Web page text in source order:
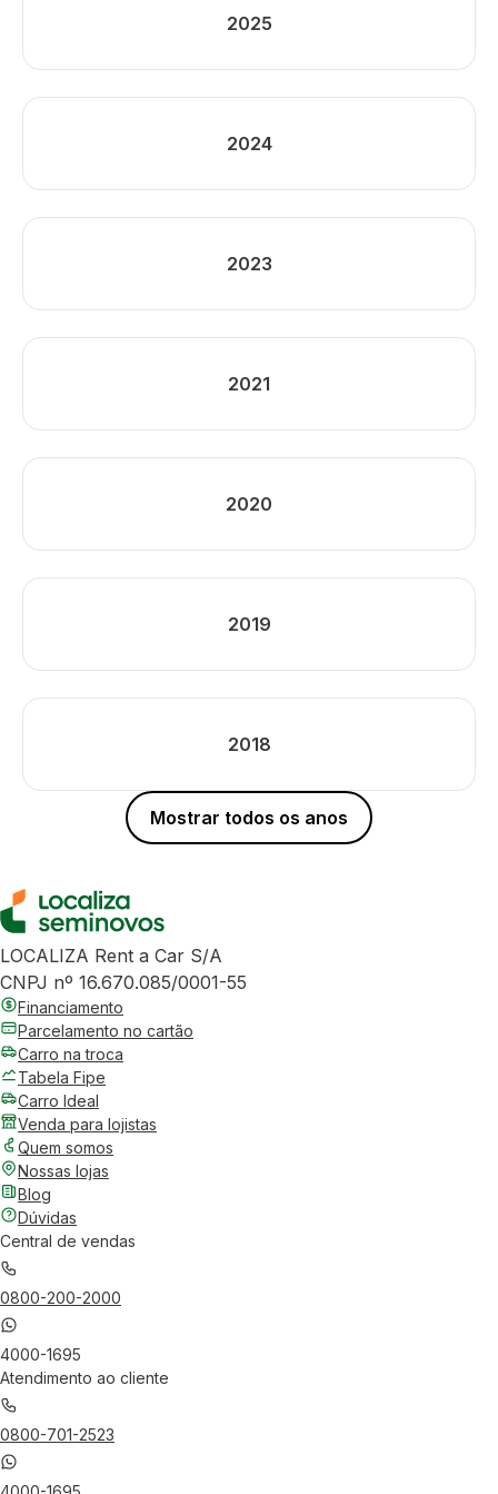
2025
2024
2023
2021
2020
2019
2018
Mostrar todos os anos
LOCALIZA Rent a Car S/A
CNPJ nº 16.670.085/0001-55
Financiamento
Parcelamento no cartão
Carro na troca
Tabela Fipe
Carro Ideal
Venda para lojistas
Quem somos
Nossas lojas
Blog
Dúvidas
Central de vendas
0800-200-2000
4000-1695
Atendimento ao cliente
0800-701-2523